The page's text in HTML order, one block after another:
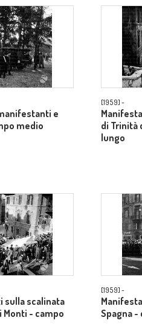
e
medio
[1959] -
di Trinità
lungo
sulla scalinata
Monti - campo
[1959] -
Spagna -